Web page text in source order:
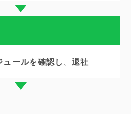
ュールを確認し、退社